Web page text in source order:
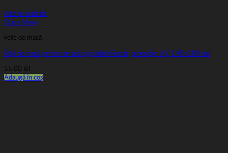
Add to wishlist
Quick View
Fețe de masă
Față de masă pentru terasă și grădină Fucsia, protecție UV, 140×180 cm
55,00 lei
Adaugă în coș